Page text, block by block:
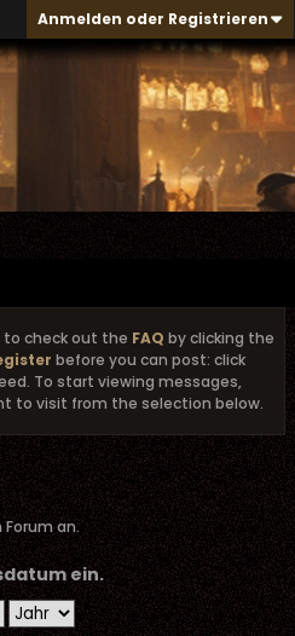
Anmelden oder Registrieren
to check out the FAQ by clicking the
before you can post: click
To start viewing messages,
to visit from the selection below.
an.
ein.